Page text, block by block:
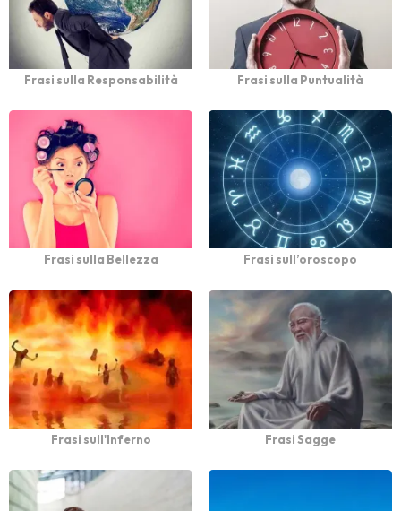
Frasi sulla Responsabilità Frasi sulla Puntualità
Frasi sulla Bellezza Frasi sull’oroscopo
Frasi sull'Inferno Frasi Sagge